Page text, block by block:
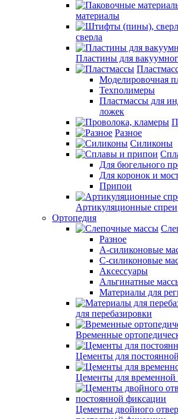
материалы
сверла
Пластины для
Моделировочная
Техполимеры
Пластмассы для
ложек
Разное
Силиконы
Для бюгельного
Для коронок и
Припои
Артикуляционные спреи
Ортопедия
Разное
А-силиконовые
С-силиконовые
Аксессуары
Альгинатные
Материалы для
для перебазировки
Временные
Цементы для
Цементы для временной
Цементы двойного